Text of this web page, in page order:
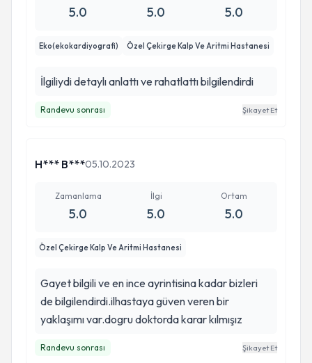
5.0 5.0 5.0
Eko(ekokardiyografi) Özel Çekirge Kalp Ve Aritmi Hastanesi
İlgiliydi detaylı anlattı ve rahatlattı bilgilendirdi
Randevu sonrası Şikayet Et
H*** B***05.10.2023
Zamanlama
5.0
İlgi
5.0
Ortam
5.0
Özel Çekirge Kalp Ve Aritmi Hastanesi
Gayet bilgili ve en ince ayrintisina kadar bizleri
de bilgilendirdi.ilhastaya güven veren bir
yaklaşımı var.dogru doktorda karar kılmışız
Randevu sonrası Şikayet Et